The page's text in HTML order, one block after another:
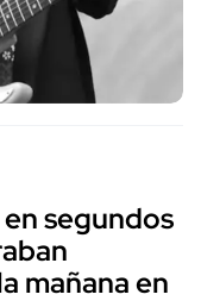
segundos
mañana en